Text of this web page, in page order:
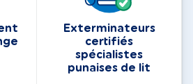
Exterminateurs
certifiés
spécialistes
punaises de lit